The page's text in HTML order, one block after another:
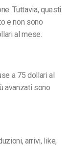
Tuttavia, questi
e non sono
al mese.
a 75 dollari al
avanzati sono
arrivi, like,